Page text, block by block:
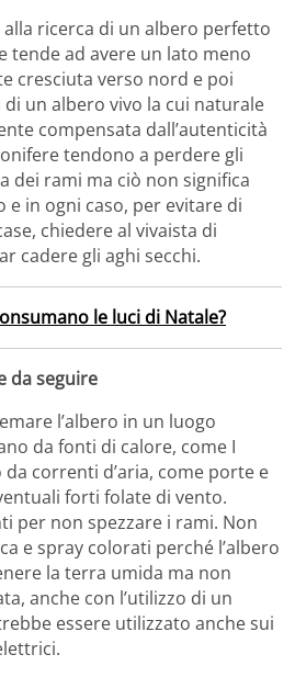
ricerca di un albero perfetto
tende ad avere un lato meno
cresciuta verso nord e poi
un albero vivo la cui naturale
compensata dall’autenticità
tendono a perdere gli
dei rami ma ciò non significa
e in ogni caso, per evitare di
chiedere al vivaista di
cadere gli aghi secchi.
le luci di Natale?
da seguire
l’albero in un luogo
da fonti di calore, come I
correnti d’aria, come porte e
forti folate di vento.
per non spezzare i rami. Non
e spray colorati perché l’albero
la terra umida ma non
anche con l’utilizzo di un
essere utilizzato anche sui